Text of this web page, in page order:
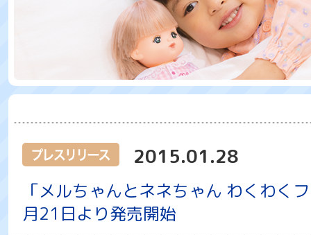
2015.01.28
「メルちゃんとネネちゃん わくわく
月21日より発売開始